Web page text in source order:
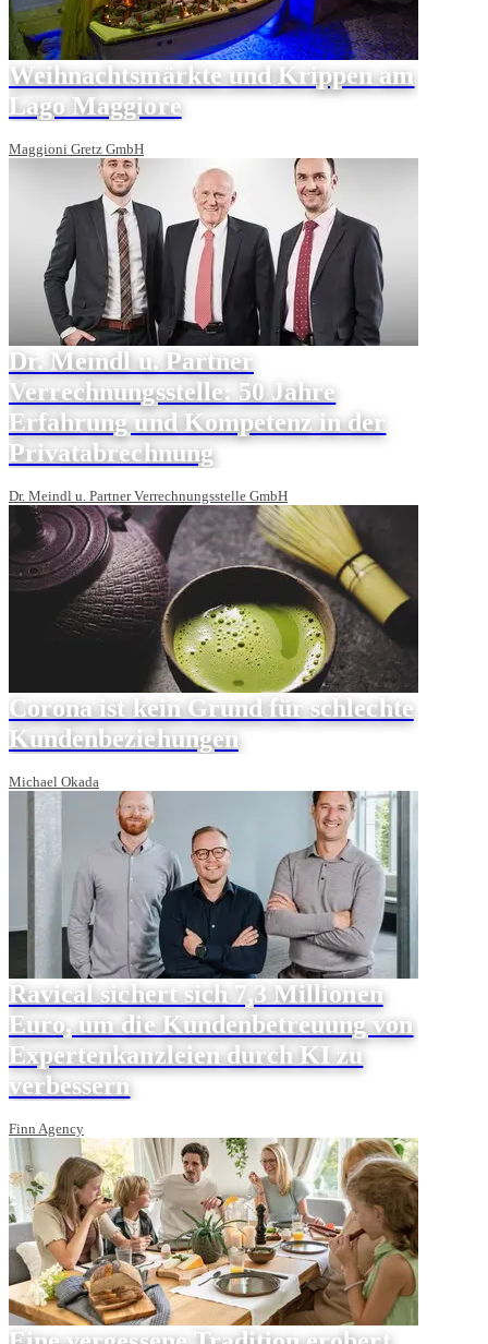
Weihnachtsmärkte und Krippen am
Lago Maggiore
Maggioni Gretz GmbH
Dr. Meindl u. Partner
Verrechnungsstelle: 50 Jahre
Erfahrung und Kompetenz in der
Privatabrechnung
Dr. Meindl u. Partner Verrechnungsstelle GmbH
Corona ist kein Grund für schlechte
Kundenbeziehungen
Michael Okada
Ravical sichert sich 7,3 Millionen
Euro, um die Kundenbetreuung von
Expertenkanzleien durch KI zu
verbessern
Finn Agency